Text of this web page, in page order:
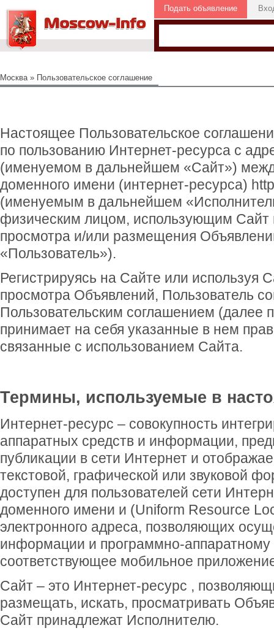
Подать объявление
Москва» Пользовательское соглашение
Настоящее Пользовательское
по пользованию Интернет-ресурса с
(именуемом в дальнейшем «Сайт»)
доменного имени (интернет-ресурса)
(именуемым в дальнейшем
физическим лицом, использующим Сайт
просмотра и/или размещения
«Пользователь»).
Регистрируясь на Сайте или используя
просмотра Объявлений, Пользователь
Пользовательским соглашением (далее
принимает на себя указанные в нем
связанные с использованием Сайта.
Термины, используемые в
Интернет-ресурс – совокупность
аппаратных средств и информации,
публикации в сети Интернет и
текстовой, графической или звуковой
доступен для пользователей сети
доменного имени и (Uniform Resource
электронного адреса, позволяющих
информации и программно-аппаратному
соответствующее мобильное
Сайт – это Интернет-ресурс ,
размещать, искать, просматривать
Сайт принадлежат Исполнителю.